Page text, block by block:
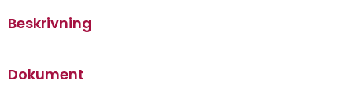
Beskrivning
Dokument